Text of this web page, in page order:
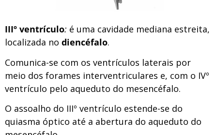
IIIº ventrículo: é uma cavidade mediana estreita,
localizada no diencéfalo.
Comunica-se com os ventrículos laterais por
meio dos forames interventriculares e, com o IVº
ventrículo pelo aqueduto do mesencéfalo.
O assoalho do IIIº ventrículo estende-se do
quiasma óptico até a abertura do aqueduto do